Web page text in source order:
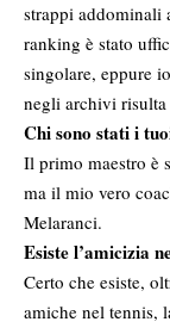
strappi addominali
ranking è stato
singolare, eppure
negli archivi
Chi sono stati i
Il primo maestro è
ma il mio vero
Melaranci.
Esiste l’amicizia
Certo che esiste,
amiche nel tennis,